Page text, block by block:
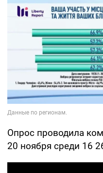
Опрос проводила
20 ноября среди 16